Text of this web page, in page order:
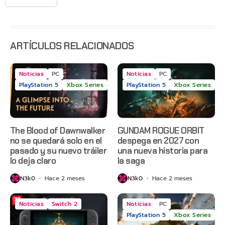
Gears of
2 y más
ARTÍCULOS RELACIONADOS
Noticias
PC
PlayStation 5
Xbox Series
The Blood of Dawnwalker
no se quedará solo en el
pasado y su nuevo tráiler
lo deja claro
N3k0 Hace 2 meses
Noticias
PC
PlayStation 5
Xbox Series
GUNDAM ROGUE ORBIT
despega en 2027 con
una nueva historia para
la saga
N3k0 Hace 2 meses
Noticias Switch 2 Noticias
PC
PlayStation 5
Xbox Series